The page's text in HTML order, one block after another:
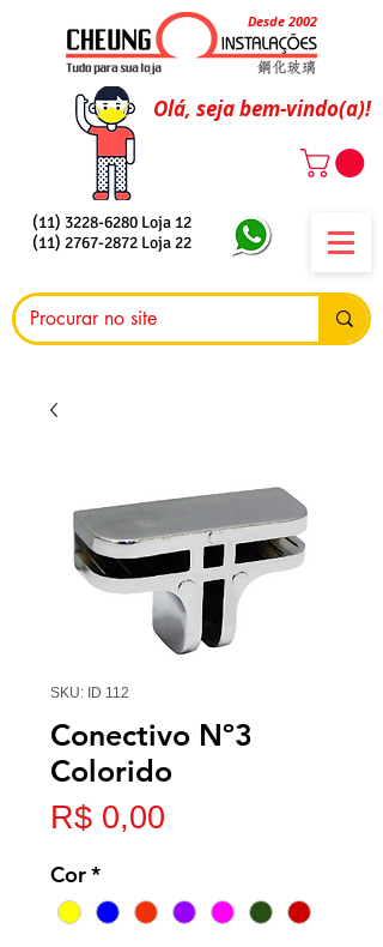
Desde 2002
Olá, seja bem-vindo(a)!
(11) 3228-6280 Loja 12
(11) 2767-2872 Loja 22
SKU: ID 112
Conectivo Nº3
Colorido
R$ 0,00
Cor*